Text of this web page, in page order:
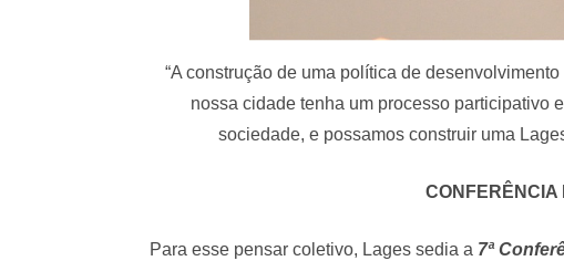
“A construção de uma política de
nossa cidade tenha um processo participativo
sociedade, e possamos construir uma
CONFERÊNCIA
Para esse pensar coletivo, Lages sedia a 7ª